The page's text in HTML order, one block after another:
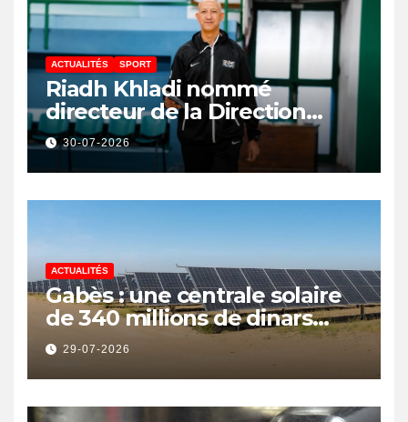
ACTUALITÉS SPORT
Riadh Khladi nommé
directeur de la Direction
Nationale de l’Arbitrage
30-07-2026
ACTUALITÉS
Gabès : une centrale solaire
de 340 millions de dinars
pour renforcer la transition
énergétique et créer 400
emplois
29-07-2026